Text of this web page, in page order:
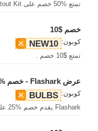
تمتع %50 خصم على Exhaust Cutout Kit في Flasharkracing.com.
خصم $10
كوبون: NEW10
تمتع $10 خصم .
عرض Flashark - خصم %25
كوبون: BULBS
Flashark يقدم خصم %25 على Led Bulbs.